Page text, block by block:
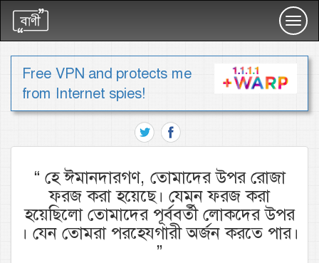
Free VPN and protects me
from Internet spies!
“ হে ঈমানদারগণ, তোমাদের উপর রোজা
ফরজ করা হয়েছে। যেমন ফরজ করা
হয়েছিলো তোমাদের পূর্ববর্তী লোকদের উপর
। যেন তোমরা পরহেযগারী অর্জন করতে পার।
”